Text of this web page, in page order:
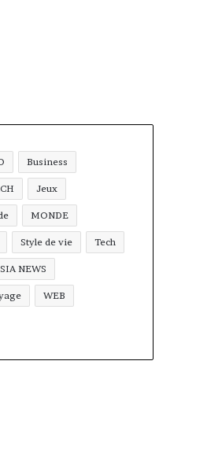
Business
Jeux
MONDE
Style de vie Tech
NEWS
WEB